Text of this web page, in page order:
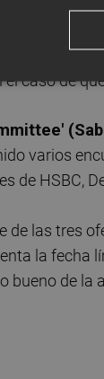
caso de
varios
de HSBC,
de las tres
la fecha
bueno de